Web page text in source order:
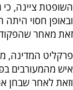
השופטת ציינה, כי
ובאופן חסוי
זאת מאחר
פרקליט המדינה,
וזאת לאחר שבחן